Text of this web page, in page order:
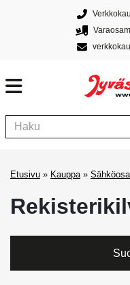
Etusivu » Kauppa»